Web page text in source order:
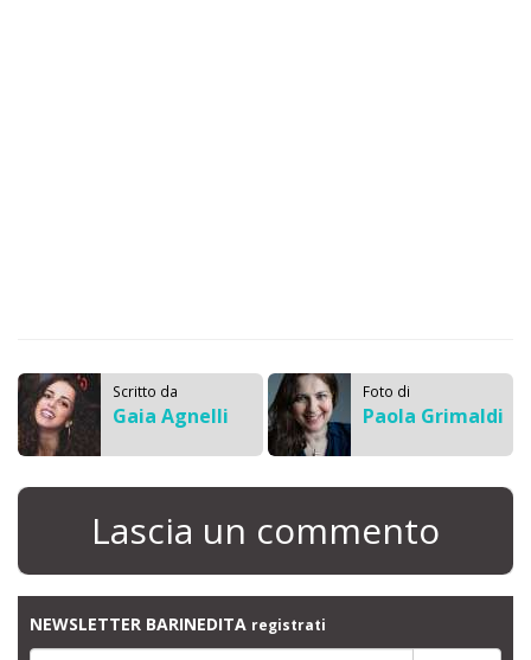
Scritto da
Gaia Agnelli
Foto di
Paola Grimaldi
Lascia un commento
NEWSLETTER BARINEDITA registrati